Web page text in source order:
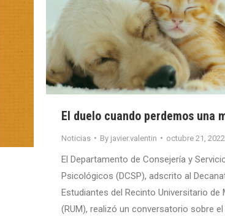
El duelo cuando perdemos una
Noticias By javier.valentin octubre 21, 2022
El Departamento de Consejería y
Psicológicos (DCSP), adscrito al
Estudiantes del Recinto Universitario de
(RUM), realizó un conversatorio sobre